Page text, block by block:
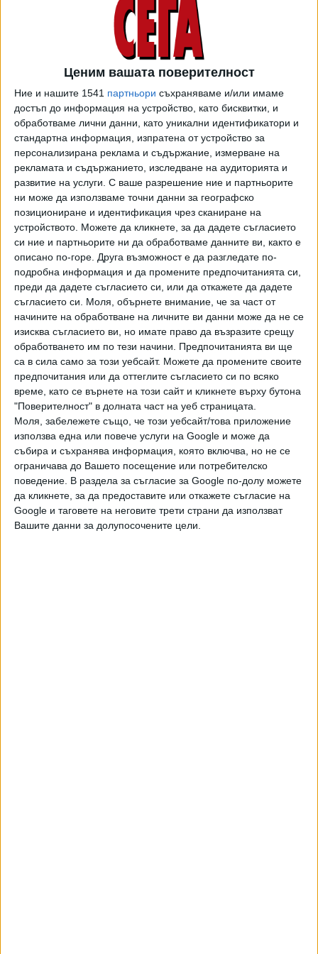
Ценим вашата поверителност
Ние и нашите 1541 партньори съхраняваме и/или имаме
достъп до информация на устройство, като бисквитки, и
обработваме лични данни, като уникални идентификатори и
стандартна информация, изпратена от устройство за
персонализирана реклама и съдържание, измерване на
рекламата и съдържанието, изследване на аудиторията и
развитие на услуги. С ваше разрешение ние и партньорите
ни може да използваме точни данни за географско
позициониране и идентификация чрез сканиране на
устройството. Можете да кликнете, за да дадете съгласието
си ние и партньорите ни да обработваме данните ви, както е
описано по-горе. Друга възможност е да разгледате по-
подробна информация и да промените предпочитанията си,
преди да дадете съгласието си, или да откажете да дадете
съгласието си. Моля, обърнете внимание, че за част от
начините на обработване на личните ви данни може да не се
изисква съгласието ви, но имате право да възразите срещу
обработването им по тези начини. Предпочитанията ви ще
са в сила само за този уебсайт. Можете да промените своите
предпочитания или да оттеглите съгласието си по всяко
време, като се върнете на този сайт и кликнете върху бутона
"Поверителност" в долната част на уеб страницата.
Моля, забележете също, че този уебсайт/това приложение
използва една или повече услуги на Google и може да
събира и съхранява информация, която включва, но не се
ограничава до Вашето посещение или потребителско
поведение. В раздела за съгласие за Google по-долу можете
да кликнете, за да предоставите или откажете съгласие на
Google и таговете на неговите трети страни да използват
Вашите данни за долупосочените цели.
Джокович е за кардинална промяна в тениса
Федерации от УЕФА оттеглиха подкрепата
си за Инфантино, а БФС мълчи
04 Авг. 2026
Сестрите Уилямс дебютират в Синсинати в
средата на своите 40
04 Авг. 2026
ПЪРВА ЛИГА, III КРЪГ - РЕЗУЛТАТИ И
КЛАСИРАНЕ (видео репортажи)
03 Авг. 2026
Бленджини избра 15 волейболисти за Евро
2026
03 Авг. 2026
Погачар стартира във Вуелтата за Тройната
корона
03 Авг. 2026
Атина ще е последното стъпало за "Левски"
към ШЛ